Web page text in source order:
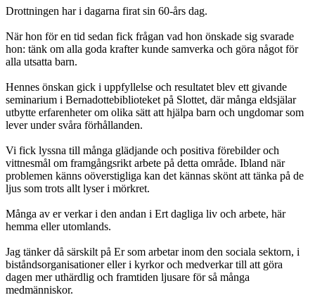
Drottningen har i dagarna firat sin 60-års dag.
När hon för en tid sedan fick frågan vad hon önskade sig svarade
hon: tänk om alla goda krafter kunde samverka och göra något för
alla utsatta barn.
Hennes önskan gick i uppfyllelse och resultatet blev ett givande
seminarium i Bernadottebiblioteket på Slottet, där många eldsjälar
utbytte erfarenheter om olika sätt att hjälpa barn och ungdomar som
lever under svåra förhållanden.
Vi fick lyssna till många glädjande och positiva förebilder och
vittnesmål om framgångsrikt arbete på detta område. Ibland när
problemen känns oöverstigliga kan det kännas skönt att tänka på de
ljus som trots allt lyser i mörkret.
Många av er verkar i den andan i Ert dagliga liv och arbete, här
hemma eller utomlands.
Jag tänker då särskilt på Er som arbetar inom den sociala sektorn, i
biståndsorganisationer eller i kyrkor och medverkar till att göra
dagen mer uthärdlig och framtiden ljusare för så många
medmänniskor.